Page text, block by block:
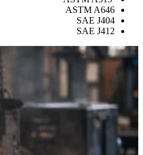
ASTM A646
SAE J404
SAE J412